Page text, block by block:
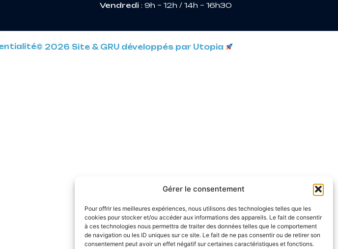
Gérer le consentement
Pour offrir les meilleures expériences, nous utilisons des technologies telles que les
cookies pour stocker et/ou accéder aux informations des appareils. Le fait de consentir
à ces technologies nous permettra de traiter des données telles que le comportement
de navigation ou les ID uniques sur ce site. Le fait de ne pas consentir ou de retirer son
consentement peut avoir un effet négatif sur certaines caractéristiques et fonctions.
Vendredi : 9h – 12h / 14h – 16h30
© 2026 Site & GRU développés par Utopia